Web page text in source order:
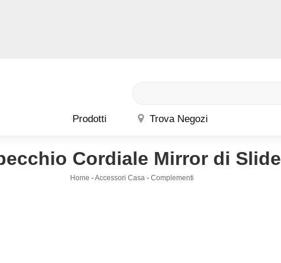
Prodotti Trova Negozi
Cordiale Mirror di Slide
Home -Accessori Casa - Complementi